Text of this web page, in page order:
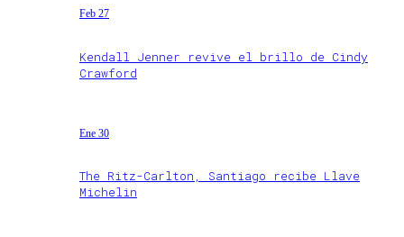
Feb 27
Kendall Jenner revive el brillo de Cindy
Crawford
Ene 30
The Ritz-Carlton, Santiago recibe Llave
Michelin